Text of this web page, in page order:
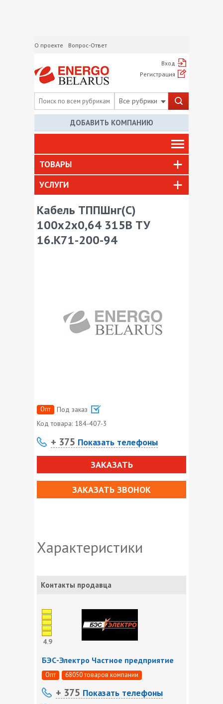
О проекте Вопрос-Ответ
Вход
Регистрация
Все рубрики
ДОБАВИТЬ КОМПАНИЮ
ТОВАРЫ
УСЛУГИ
Кабель ТППШнг(С)
100х2х0,64 315В ТУ
16.К71-200-94
Опт
Под заказ
Код товара: 184-407-3
+ 375 Показать телефоны
ЗАКАЗАТЬ
ЗАКАЗАТЬ ЗВОНОК
Характеристики
Контакты продавца
4.9
БЭС-Электро Частное предприятие
Опт 68050 товаров компании
+ 375 Показать телефоны